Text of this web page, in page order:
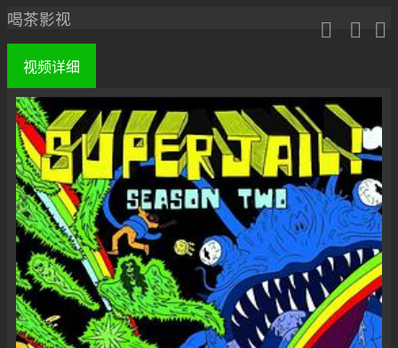



喝茶影视
视频详细